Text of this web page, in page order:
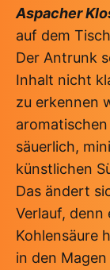
Aspacher
auf dem
Der Antrunk
Inhalt nicht
zu erkennen
säuerlich,
künstlichen
Das ändert
Verlauf, denn
Kohlensäure
in den